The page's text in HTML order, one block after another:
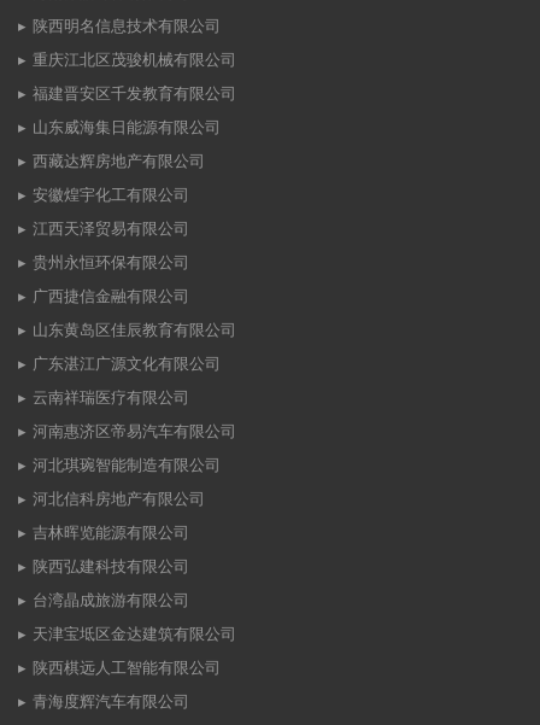
陕西明名信息技术有限公司
重庆江北区茂骏机械有限公司
福建晋安区千发教育有限公司
山东威海集日能源有限公司
西藏达辉房地产有限公司
安徽煌宇化工有限公司
江西天泽贸易有限公司
贵州永恒环保有限公司
广西捷信金融有限公司
山东黄岛区佳辰教育有限公司
广东湛江广源文化有限公司
云南祥瑞医疗有限公司
河南惠济区帝易汽车有限公司
河北琪琬智能制造有限公司
河北信科房地产有限公司
吉林晖览能源有限公司
陕西弘建科技有限公司
台湾晶成旅游有限公司
天津宝坻区金达建筑有限公司
陕西棋远人工智能有限公司
青海度辉汽车有限公司